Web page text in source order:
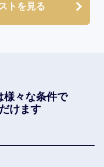
トを見る
様々な条件で
けます